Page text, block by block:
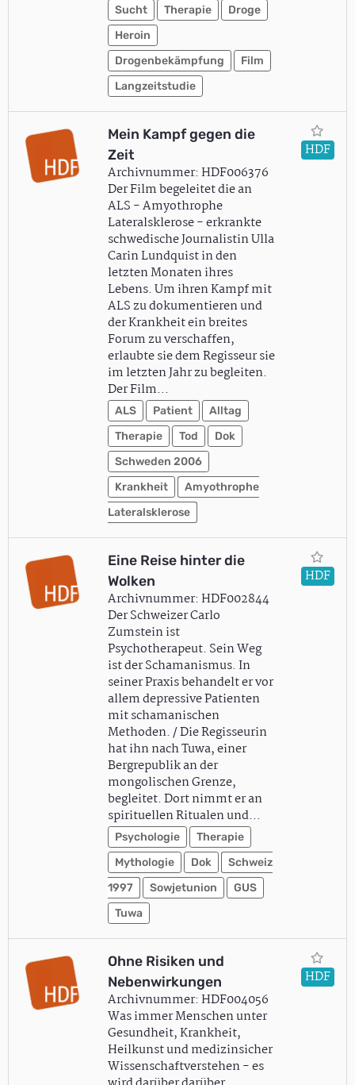
Sucht Therapie
Droge
Heroin
Drogenbekämpfung
Film
Langzeitstudie
Mein Kampf gegen die
Zeit
Archivnummer: HDF006376
Der Film begeleitet die an
ALS - Amyothrophe
Lateralsklerose - erkrankte
schwedische Journalistin Ulla
Carin Lundquist in den
letzten Monaten ihres
Lebens. Um ihren Kampf mit
ALS zu dokumentieren und
der Krankheit ein breites
Forum zu verschaffen,
erlaubte sie dem Regisseur sie
im letzten Jahr zu begleiten.
Der Film…
ALS Patient
Alltag
Therapie
Tod
Dok
Schweden 2006
Krankheit
Amyothrophe
Lateralsklerose
HDF
Eine Reise hinter die
Wolken
Archivnummer: HDF002844
Der Schweizer Carlo
Zumstein ist
Psychotherapeut. Sein Weg
ist der Schamanismus. In
seiner Praxis behandelt er vor
allem depressive Patienten
mit schamanischen
Methoden. / Die Regisseurin
hat ihn nach Tuwa, einer
Bergrepublik an der
mongolischen Grenze,
begleitet. Dort nimmt er an
spirituellen Ritualen und…
Psychologie
Therapie
Mythologie
Dok
Schweiz
1997
Sowjetunion
GUS
Tuwa
HDF
Ohne Risiken und
Nebenwirkungen
Archivnummer: HDF004056
Was immer Menschen unter
Gesundheit, Krankheit,
Heilkunst und medizinsicher
Wissenschaftverstehen - es
HDF